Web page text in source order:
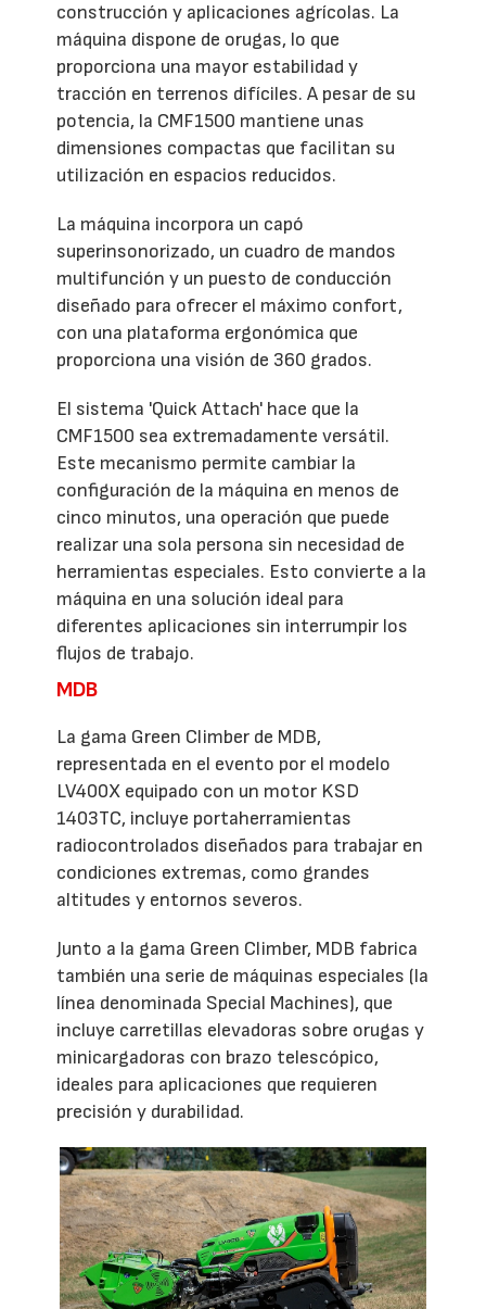
construcción y aplicaciones agrícolas. La
máquina dispone de orugas, lo que
proporciona una mayor estabilidad y
tracción en terrenos difíciles. A pesar de su
potencia, la CMF1500 mantiene unas
dimensiones compactas que facilitan su
utilización en espacios reducidos.
La máquina incorpora un capó
superinsonorizado, un cuadro de mandos
multifunción y un puesto de conducción
diseñado para ofrecer el máximo confort,
con una plataforma ergonómica que
proporciona una visión de 360 grados.
El sistema 'Quick Attach' hace que la
CMF1500 sea extremadamente versátil.
Este mecanismo permite cambiar la
configuración de la máquina en menos de
cinco minutos, una operación que puede
realizar una sola persona sin necesidad de
herramientas especiales. Esto convierte a la
máquina en una solución ideal para
diferentes aplicaciones sin interrumpir los
flujos de trabajo.
MDB
La gama Green Climber de MDB,
representada en el evento por el modelo
LV400X equipado con un motor KSD
1403TC, incluye portaherramientas
radiocontrolados diseñados para trabajar en
condiciones extremas, como grandes
altitudes y entornos severos.
Junto a la gama Green Climber, MDB fabrica
también una serie de máquinas especiales (la
línea denominada Special Machines), que
incluye carretillas elevadoras sobre orugas y
minicargadoras con brazo telescópico,
ideales para aplicaciones que requieren
precisión y durabilidad.